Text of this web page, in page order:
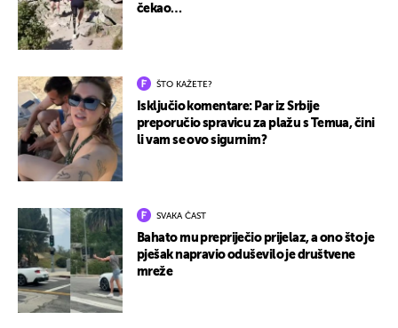
čekao…
ŠTO KAŽETE?
Isključio komentare: Par iz Srbije
preporučio spravicu za plažu s Temua, čini
li vam se ovo sigurnim?
SVAKA ČAST
Bahato mu prepriječio prijelaz, a ono što je
pješak napravio oduševilo je društvene
mreže